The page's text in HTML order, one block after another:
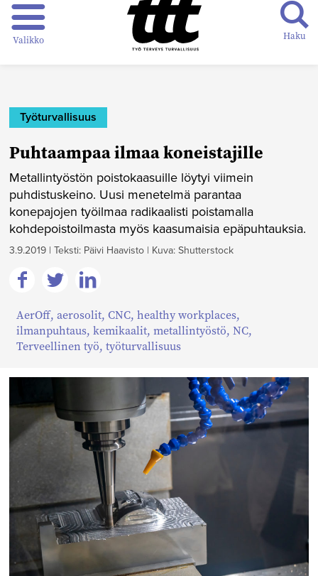
Valikko Haku
Työturvallisuus
Puhtaampaa ilmaa koneistajille
Metallintyöstön poistokaasuille löytyi viimein
puhdistuskeino. Uusi menetelmä parantaa
konepajojen työilmaa radikaalisti poistamalla
kohdepoistoilmasta myös kaasumaisia epäpuhtauksia.
3.9.2019 | Teksti: Päivi Haavisto | Kuva: Shutterstock
Jaa
Facebookissa
Jaa
Twitterissä
Jaa
Linkedinissä
AerOff, aerosolit, CNC, healthy workplaces,
ilmanpuhtaus, kemikaalit, metallintyöstö, NC,
Terveellinen työ, työturvallisuus